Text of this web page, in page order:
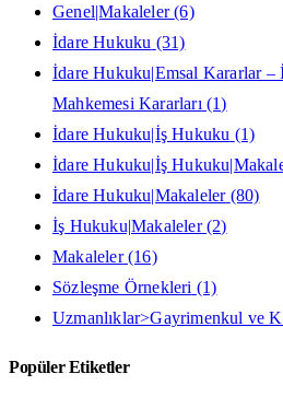
Genel|Makaleler (6)
İdare Hukuku (31)
İdare Hukuku|Emsal Kararlar –
Mahkemesi Kararları (1)
İdare Hukuku|İş Hukuku (1)
İdare Hukuku|İş
İdare Hukuku|Makaleler (80)
İş Hukuku|Makaleler (2)
Makaleler (16)
Sözleşme Örnekleri (1)
Uzmanlıklar>Gayrimenkul ve
Popüler Etiketler